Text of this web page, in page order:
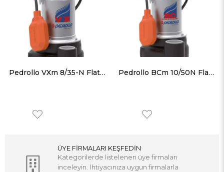
Pedrollo VXm 8/35-N Flatörlü Paslanmaz Gövdeli Foseptik Dalgıç Pompa Pedrollo BCm 10/50N Flatörlü Paslanmaz Gövdeli Foseptik Dalgıç Pompa
ÜYE FİRMALARI KEŞFEDİN
Kategorilerde listelenen üye firmaları
inceleyin. İhtiyacınıza uygun firmalarla